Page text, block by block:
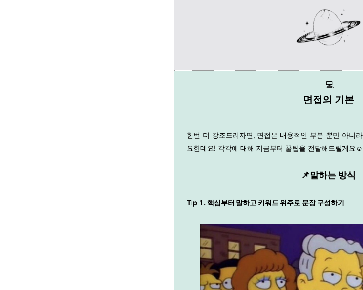
💻
면접의 기본
한번 더 강조드리자면, 면접은 내용적인 부분 뿐만 아니라
요한데요! 각각에 대해 지금부터 꿀팁을 전달해드릴게요☺️
📌말하는 방식
Tip 1. 핵심부터 말하고 키워드 위주로 문장 구성하기